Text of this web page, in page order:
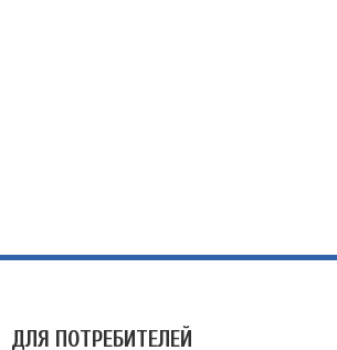
ДЛЯ ПОТРЕБИТЕЛЕЙ